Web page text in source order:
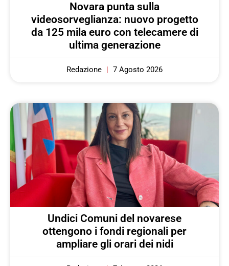
Novara punta sulla
videosorveglianza: nuovo progetto
da 125 mila euro con telecamere di
ultima generazione
Redazione 7 Agosto 2026
Undici Comuni del novarese
ottengono i fondi regionali per
ampliare gli orari dei nidi